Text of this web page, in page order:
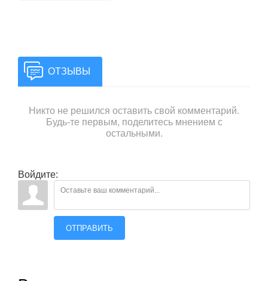
ОТЗЫВЫ
Никто не решился оставить свой комментарий.
Будь-те первым, поделитесь мнением с
остальными.
Войдите:
ОТПРАВИТЬ